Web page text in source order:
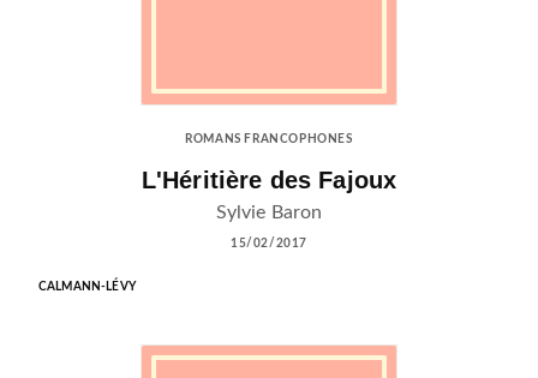
ROMANS FRANCOPHONES
L'Héritière des Fajoux
Sylvie Baron
15/02/2017
CALMANN-LÉVY